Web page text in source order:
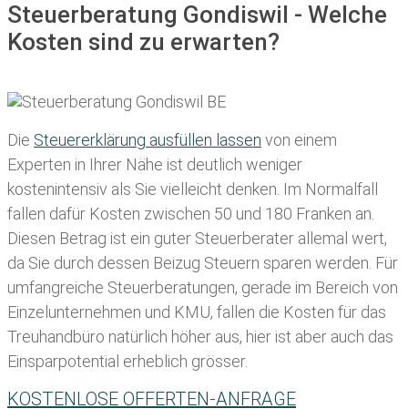
Steuerberatung Gondiswil - Welche
Kosten sind zu erwarten?
Die Steuererklärung ausfüllen lassen von einem
Experten in Ihrer Nähe ist deutlich weniger
kostenintensiv als Sie vielleicht denken. Im Normalfall
fallen dafür Kosten zwischen 50 und 180 Franken an.
Diesen Betrag ist ein guter Steuerberater allemal wert,
da Sie durch dessen Beizug Steuern sparen werden. Für
umfangreiche Steuerberatungen, gerade im Bereich von
Einzelunternehmen und KMU, fallen die Kosten für das
Treuhandbüro natürlich höher aus, hier ist aber auch das
Einsparpotential erheblich grösser.
KOSTENLOSE OFFERTEN-ANFRAGE